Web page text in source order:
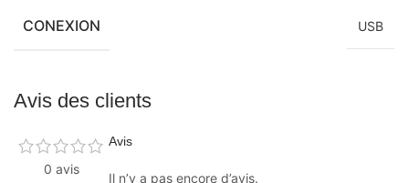
CONEXION USB
Avis des clients
0 avis
Avis
Il n’y a pas encore d’avis.